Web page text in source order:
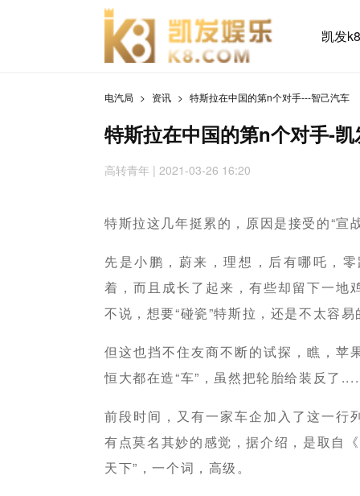
凯发
电汽局 资讯 特斯拉在中国的第n个对手---智己汽车
特斯拉在中国的第n个对手-
高转青年 | 2021-03-26 16:20
特斯拉这几年挺累的，原因是接受的“宣
先是小鹏，蔚来，理想，后有哪吒，
着，而且成长了起来，有些却留下一地
不说，想要“碰瓷”特斯拉，还是不太容易
但这也挡不住友商不断的试探，瞧，苹
恒大都在造“车”，虽然把轮胎给装反了
前段时间，又有一家车企加入了这一行
有点莫名其妙的感觉，据介绍，是取自
天下”，一个词，高级。